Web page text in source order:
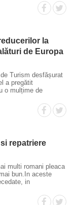
la
de Europa
Turism desfășurat
a pregătit
o mulțime de
repatriere
multi romani pleaca
bun.In aceste
in